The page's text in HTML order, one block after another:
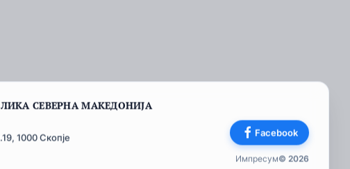
СЕВЕРНА МАКЕДОНИЈА
1000 Скопје
Facebook
Импресум© 2026